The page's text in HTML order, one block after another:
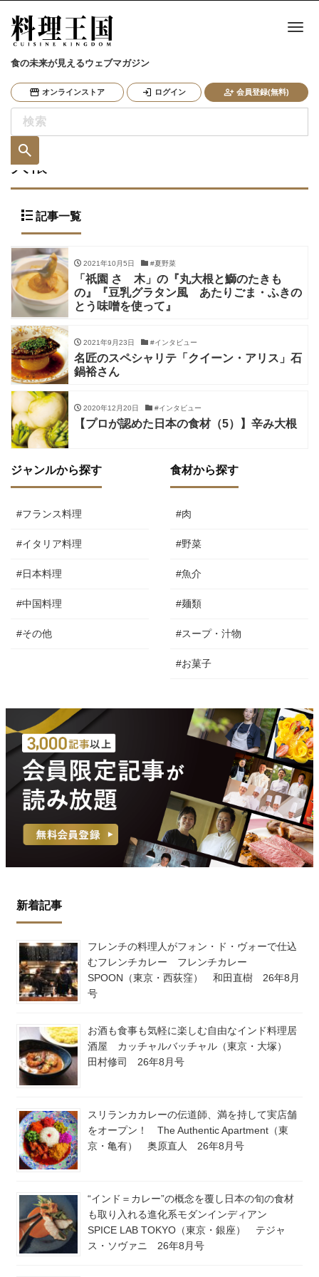
食の未来が見えるウェブマガジン
オンラインストア ログイン 会員登録(無料)
ナ
大根
記事一覧
2021年10月5日 #夏野菜
「祇園 さゝ木」の『丸大根と鰤のたきも
の』『豆乳グラタン風 あたりごま・ふきの
とう味噌を使って』
2021年9月23日 #インタビュー
名匠のスペシャリテ「クイーン・アリス」石
鍋裕さん
2020年12月20日 #インタビュー
【プロが認めた日本の食材（5）】辛み大根
ジャンルから探す
#フランス料理
#イタリア料理
#日本料理
#中国料理
#その他
食材から探す
#肉
#野菜
#魚介
#麺類
#スープ・汁物
#お菓子
新着記事
フレンチの料理人がフォン・ド・ヴォーで仕込
むフレンチカレー フレンチカレー
SPOON（東京・西荻窪） 和田直樹 26年8月
号
お酒も食事も気軽に楽しむ自由なインド料理居
酒屋 カッチャルバッチャル（東京・大塚）
田村修司 26年8月号
スリランカカレーの伝道師、満を持して実店舗
をオープン！ The Authentic Apartment（東
京・亀有） 奥原直人 26年8月号
“インド＝カレー”の概念を覆し日本の旬の食材
も取り入れる進化系モダンインディアン
SPICE LAB TOKYO（東京・銀座） テジャ
ス・ソヴァニ 26年8月号